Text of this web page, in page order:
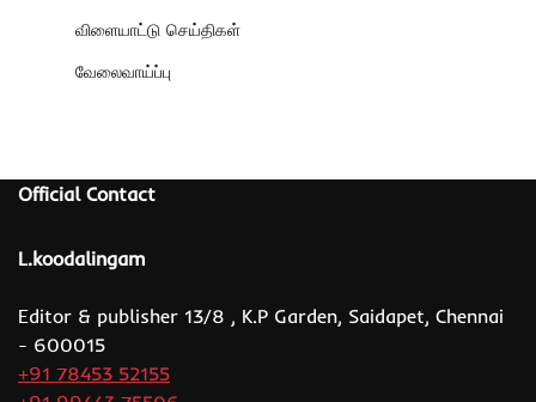
விளையாட்டு செய்திகள்
வேலைவாய்ப்பு
Official Contact
L.koodalingam
Editor & publisher 13/8 , K.P Garden, Saidapet, Chennai
- 600015
+91 78453 52155